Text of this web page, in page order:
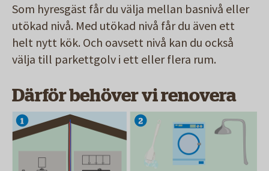
Som hyresgäst får du välja mellan basnivå eller
utökad nivå. Med utökad nivå får du även ett
helt nytt kök. Och oavsett nivå kan du också
välja till parkettgolv i ett eller flera rum.
Därför behöver vi renovera